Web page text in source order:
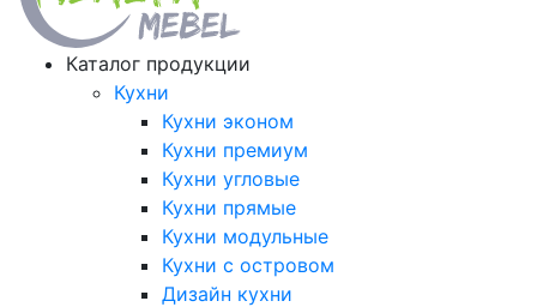
Каталог продукции
Кухни
Кухни эконом
Кухни премиум
Кухни угловые
Кухни прямые
Кухни модульные
Кухни с островом
Дизайн кухни